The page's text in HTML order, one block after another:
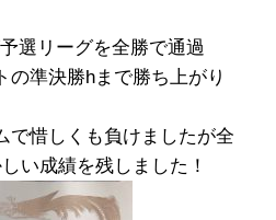
選リーグを全勝で通過
の準決勝hまで勝ち上がり
で惜しくも負けましたが全
い成績を残しました！